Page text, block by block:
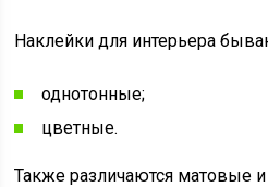
Наклейки для интерьера
однотонные;
цветные.
Также различаются матовые